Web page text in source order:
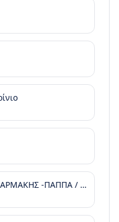
ΔΙΚΗΓΟΡΙΚΟ ΓΡΑΦΕΙΟ ΦΑΡΜΑΚΗΣ -ΠΑΠΠΑ / FARMAKIS & PAPPA LAW OFFICE